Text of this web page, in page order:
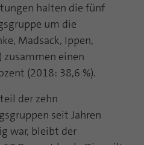
halten die fünf
um die
Madsack, Ippen,
einen
(2018: 38,6 %).
der zehn
seit Jahren
war, bleibt der